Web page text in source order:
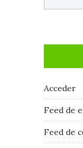
Acceder
Feed de
Feed de